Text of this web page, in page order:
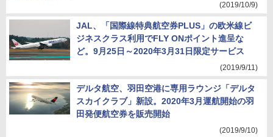
(2019/10/9)
JAL、「国際線特典航空券PLUS」の欧米線ビ
ジネスクラス利用でFLY ONポイント進呈な
ど。9月25日～2020年3月31日限定サービス
(2019/9/11)
デルタ航空、羽田空港に専用ラウンジ「デルタ
スカイクラブ」新設。2020年3月運航開始の羽
田発便航空券を販売開始
(2019/9/10)